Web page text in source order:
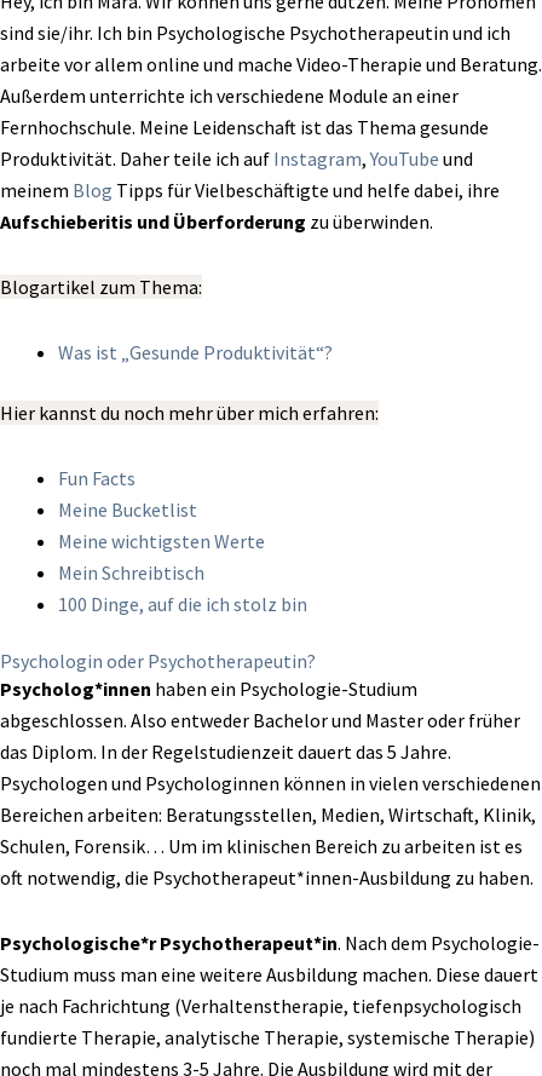
sind sie/ihr. Ich bin Psychologische Psychotherapeutin und ich
arbeite vor allem online und mache Video-Therapie und Beratung.
Außerdem unterrichte ich verschiedene Module an einer
Fernhochschule. Meine Leidenschaft ist das Thema gesunde
Produktivität. Daher teile ich auf Instagram,YouTube und
meinem Blog Tipps für Vielbeschäftigte und helfe dabei, ihre
Aufschieberitis und Überforderung zu überwinden.
Blogartikel zum Thema:
Was ist „Gesunde Produktivität“?
Hier kannst du noch mehr über mich erfahren:
Fun Facts
Meine Bucketlist
Meine wichtigsten Werte
Mein Schreibtisch
100 Dinge, auf die ich stolz bin
Psychologin oder Psychotherapeutin?
Psycholog*innen haben ein Psychologie-Studium
abgeschlossen. Also entweder Bachelor und Master oder früher
das Diplom. In der Regelstudienzeit dauert das 5 Jahre.
Psychologen und Psychologinnen können in vielen verschiedenen
Bereichen arbeiten: Beratungsstellen, Medien, Wirtschaft, Klinik,
Schulen, Forensik… Um im klinischen Bereich zu arbeiten ist es
oft notwendig, die Psychotherapeut*innen-Ausbildung zu haben.
Psychologische*r Psychotherapeut*in. Nach dem Psychologie-
Studium muss man eine weitere Ausbildung machen. Diese dauert
je nach Fachrichtung (Verhaltenstherapie, tiefenpsychologisch
fundierte Therapie, analytische Therapie, systemische Therapie)
noch mal mindestens 3-5 Jahre. Die Ausbildung wird mit der